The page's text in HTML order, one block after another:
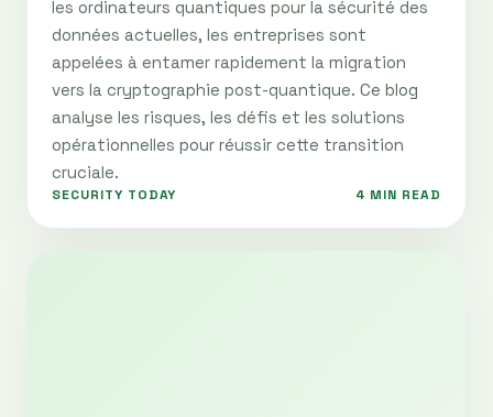
les ordinateurs quantiques pour la sécurité des
données actuelles, les entreprises sont
appelées à entamer rapidement la migration
vers la cryptographie post-quantique. Ce blog
analyse les risques, les défis et les solutions
opérationnelles pour réussir cette transition
cruciale.
SECURITY TODAY 4 MIN READ